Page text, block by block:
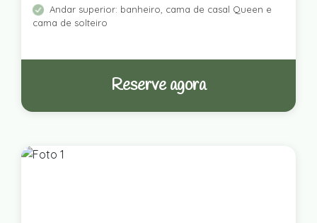
Andar superior: banheiro, cama de casal Queen e
cama de solteiro
Reserve agora